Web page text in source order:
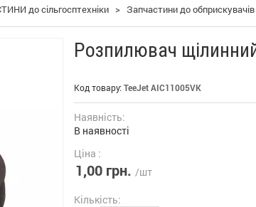
до сільгосптехніки > Запчастини до
Розпилювач
Код товару: TeeJet AIC11005VK
Наявність:
В наявності
Ціна :
1,00 грн. /шт
Кількість: